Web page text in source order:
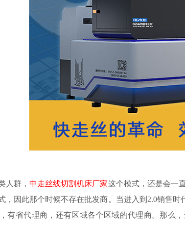
人群， 中走丝线切割机床厂家 这个模式，还是会一
，因此那个时候不存在批发商。当进入到2.0销售时
有省代理商，还有区域各个区域的代理商。那么